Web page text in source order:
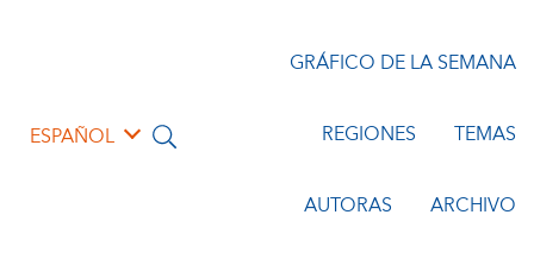
ESPAÑOL
GRÁFICO DE LA SEMANA
REGIONES TEMAS
AUTORAS ARCHIVO